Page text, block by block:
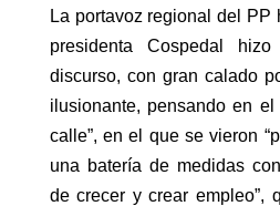
La portavoz regional del PP
presidenta Cospedal
discurso, con gran calado
ilusionante, pensando en
calle”, en el que se vieron
una batería de medidas
de crecer y crear empleo”,